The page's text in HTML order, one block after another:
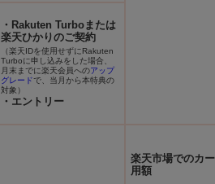
・Rakuten Turboまたは
楽天ひかりのご契約
（楽天IDを使用せずにRakuten
Turboに申し込みをした場合、
月末までに楽天会員へのアップ
グレードで、当月から本特典の
対象）
・エントリー
楽天市場でのカ
用額